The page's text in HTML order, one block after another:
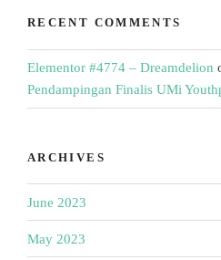
RECENT COMMENTS
Elementor #4774 – Dreamdelion
Pendampingan Finalis UMi
ARCHIVES
June 2023
May 2023